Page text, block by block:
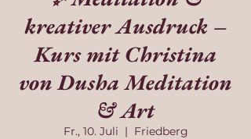
kreativer Ausdruck –
Kurs mit Christina
von Dusha Meditation
& Art
Fr., 10. Juli
  |
Friedberg